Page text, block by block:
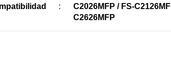
:
C2026MFP / FS-
C2626MFP